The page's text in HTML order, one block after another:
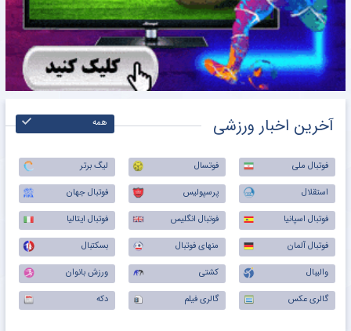
آخرین اخبار ورزشی همه
فوتبال ملی فوتسال
لیگ برتر
استقلال
پرسپولیس
فوتبال جهان
فوتبال اسپانیا
فوتبال انگلیس
فوتبال ایتالیا
فوتبال آلمان
منهای فوتبال
بسکتبال
والیبال
کشتی
ورزش بانوان
گالری عکس
گالری فیلم دکه